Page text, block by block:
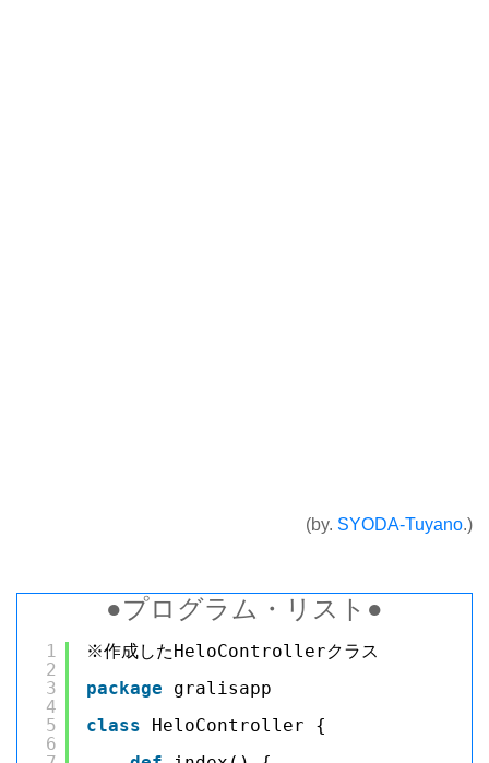
(by. SYODA-Tuyano.)
●プログラム・リスト●
1
2
3
4
5
6
※作成したHeloControllerクラス
package
gralisapp
class
HeloController {